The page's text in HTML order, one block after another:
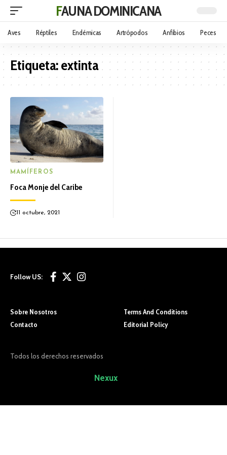
FAUNA DOMINICANA
Aves Réptiles Endémicas Artrópodos Anfibios Peces
Etiqueta:extinta
MAMÍFEROS
Foca Monje del Caribe
11 octubre, 2021
Follow US:
Sobre Nosotros
Contacto
Terms And Conditions
Editorial Policy
Todos los derechos reservados
Nexux